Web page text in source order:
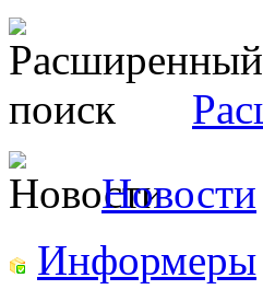
Новости
Информеры